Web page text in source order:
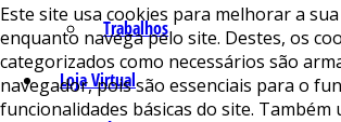
Trabalhos
Loja Virtual
Este site usa cookies para melhorar a
enquanto navega pelo site. Destes, os
categorizados como necessários são
navegador, pois são essenciais para o
funcionalidades básicas do site. Também